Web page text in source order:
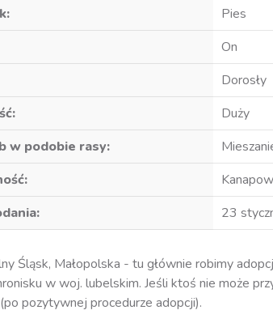
Pies
On
Dorosły
Duży
w podobie rasy:
23
Śląsk, Małopolska - tu głównie robimy
w woj. lubelskim. Jeśli ktoś nie może
pozytywnej procedurze adopcji).